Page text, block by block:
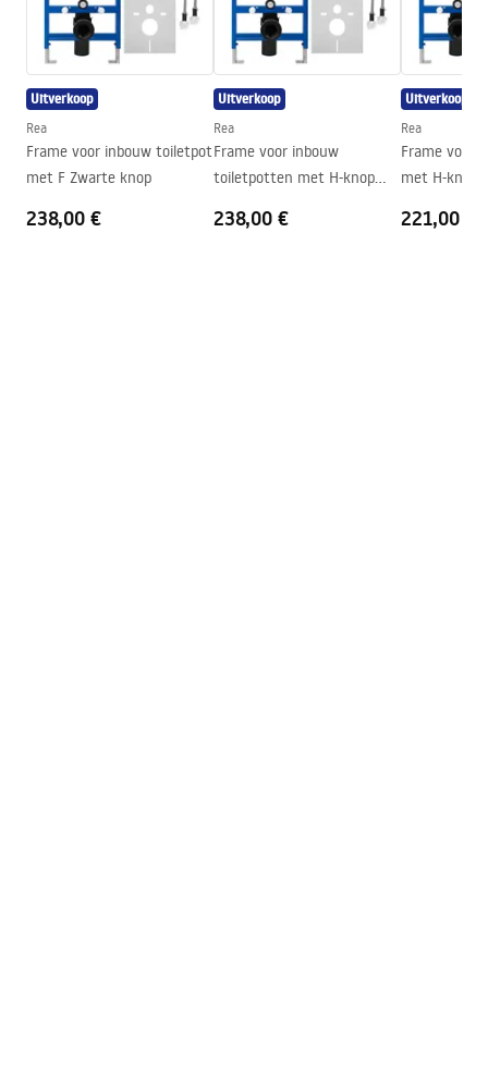
Lengte
490
Breedte
365
mm
Hoogte
350mm
Afstand montagebouten
Inclusief zitting
Ja, wit
Uitverkoop
Rea
Frame voor inbouw toiletpot
met F Zwarte knop
238,00 €
Uitverkoop
Rea
Frame voor inbouw
toiletpotten met H-knop
238,00 €
Uitverkoop
Rea
Frame voor
met H-knop
221,00 €